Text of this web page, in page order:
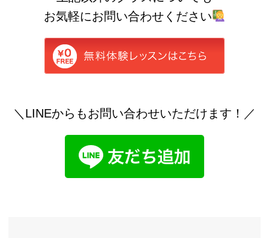
お気軽にお問い合わせください
＼LINEからもお問い合わせいただけます！／